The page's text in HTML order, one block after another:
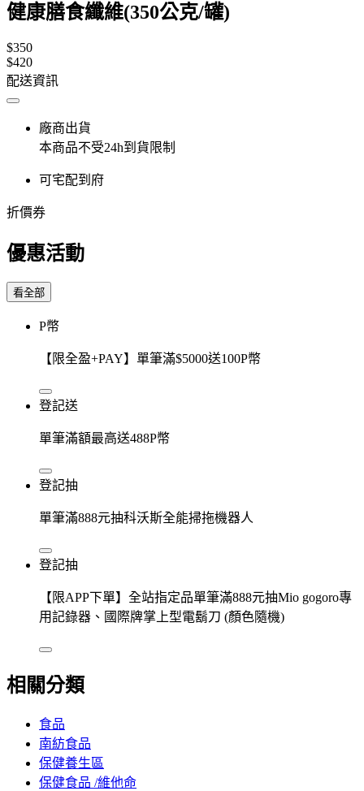
健康膳食纖維(350公克/罐)
$350
$420
配送資訊
廠商出貨
本商品不受24h到貨限制
可宅配到府
折價券
優惠活動
看全部
P幣
【限全盈+PAY】單筆滿$5000送100P幣
登記送
單筆滿額最高送488P幣
登記抽
單筆滿888元抽科沃斯全能掃拖機器人
登記抽
【限APP下單】全站指定品單筆滿888元抽Mio gogoro專
用記錄器、國際牌掌上型電鬍刀 (顏色隨機)
相關分類
食品
南紡食品
保健養生區
保健食品 /維他命